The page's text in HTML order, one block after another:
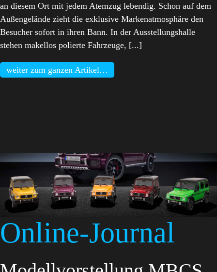
an diesem Ort mit jedem Atemzug lebendig. Schon auf dem
Außengelände zieht die exklusive Markenatmosphäre den
Besucher sofort in ihren Bann. In der Ausstellungshalle
stehen makellos polierte Fahrzeuge, [...]
weiter zum ganzen Artikel…
Online-Journal